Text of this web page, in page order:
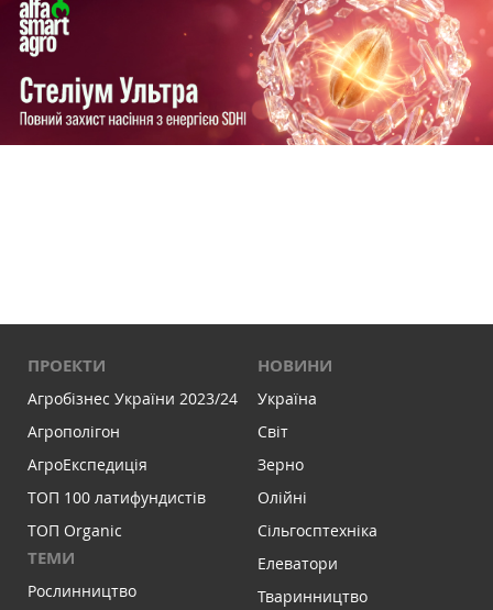
ПРОЕКТИ
Агробізнес України 2023/24
Агрополігон
АгроЕкспедиція
ТОП 100 латифундистів
ТОП Organic
ТЕМИ
Рослинництво
НОВИНИ
Україна
Світ
Зерно
Олійні
Сільгосптехніка
Елеватори
Тваринництво